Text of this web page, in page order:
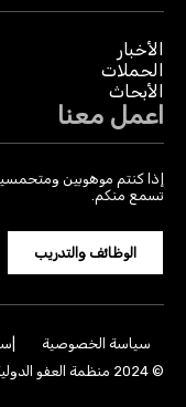
الأخبار
الحملات
الأبحاث
اعمل معنا
إذا كنتم موهوبين
تسمع منكم.
الوظائف والتدريب
سياسة الخصوصية
© 2024 منظمة العفو الدولية